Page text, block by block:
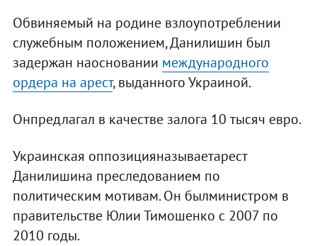
Обвиняемый на родине взлоупотреблении
служебным положением, Данилишин был
задержан наосновании международного
ордера на арест, выданного Украиной.
Онпредлагал в качестве залога 10 тысяч евро.
Украинская оппозицияназываетарест
Данилишина преследованием по
политическим мотивам. Он былминистром в
правительстве Юлии Тимошенко с 2007 по
2010 годы.